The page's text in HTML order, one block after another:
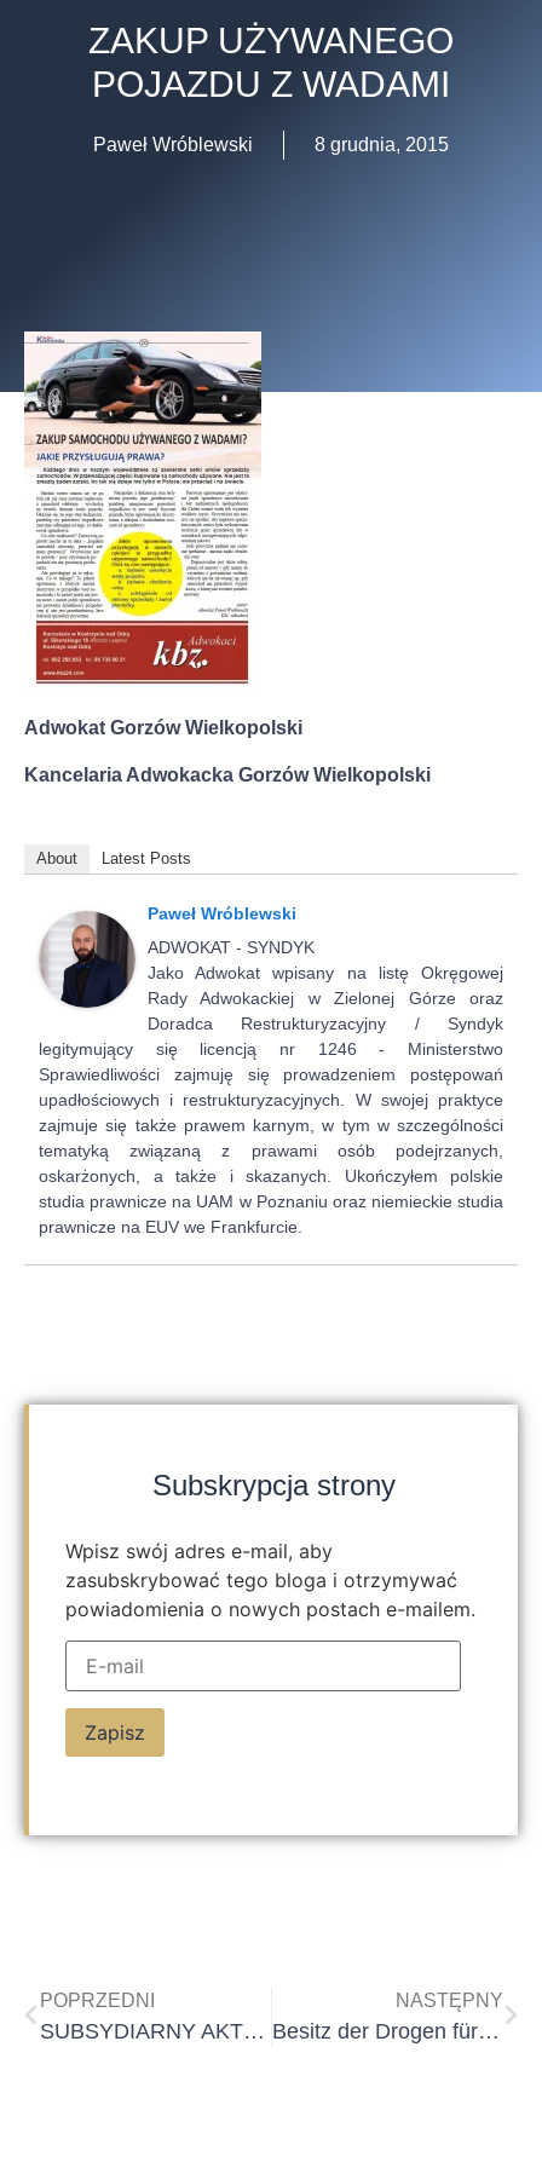
ZAKUP UŻYWANEGO
POJAZDU Z WADAMI
Paweł Wróblewski 8 grudnia, 2015
Adwokat Gorzów Wielkopolski
Kancelaria Adwokacka Gorzów Wielkopolski
About Latest Posts
Paweł Wróblewski
ADWOKAT - SYNDYK
Jako Adwokat wpisany na listę Okręgowej
Rady Adwokackiej w Zielonej Górze oraz
Doradca Restrukturyzacyjny / Syndyk
legitymujący się licencją nr 1246 - Ministerstwo
Sprawiedliwości zajmuję się prowadzeniem postępowań
upadłościowych i restrukturyzacyjnych. W swojej praktyce
zajmuje się także prawem karnym, w tym w szczególności
tematyką związaną z prawami osób podejrzanych,
oskarżonych, a także i skazanych. Ukończyłem polskie
studia prawnicze na UAM w Poznaniu oraz niemieckie studia
prawnicze na EUV we Frankfurcie.
Subskrypcja strony
Wpisz swój adres e-mail, aby
zasubskrybować tego bloga i otrzymywać
powiadomienia o nowych postach e-mailem.
Zapisz
POPRZEDNI
SUBSYDIARNY AKT OSKARŻENIA – LEGITYMACJA POKRZYWDZONEGO NA KONKRETNYM PRZYKŁADZIE
NASTĘPNY
Besitz der Drogen für Eigenverbrauch in Polen